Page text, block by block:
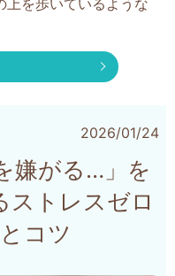
2026/01/24
嫌がる…」を
ストレスゼロ
コツ